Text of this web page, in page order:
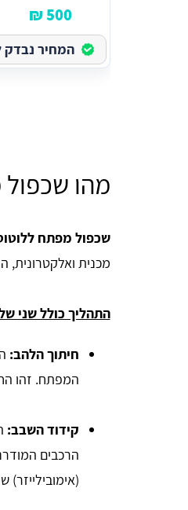
500 ₪
המחיר נבדק
מהו
שכפול מפתח
מכנית ואלקטרונית,
התהליך כולל שני
חיתוך הלהב:
המפתח. זהו
קידוד השבב:
הרכבים
(אימובילייזר)